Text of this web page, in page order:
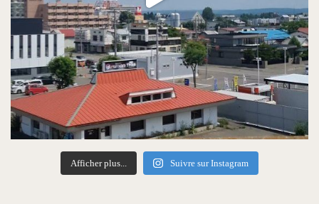
Afficher plus... Suivre sur Instagram